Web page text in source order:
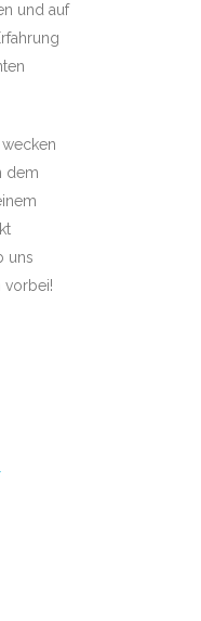
und auf
dem
uns
vorbei!